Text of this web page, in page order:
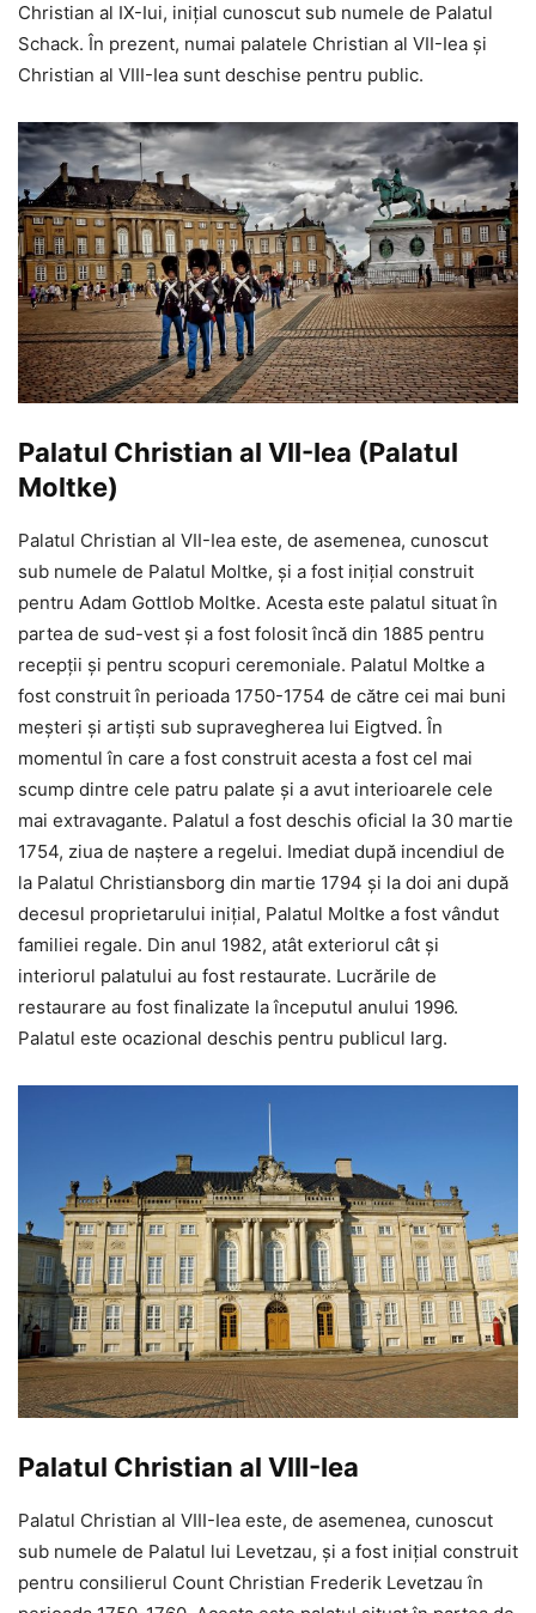
Christian al IX-Iui, inițial cunoscut sub numele de Palatul
Schack. În prezent, numai palatele Christian al VII-Iea și
Christian al VIII-Iea sunt deschise pentru public.
Palatul Christian al VII-Iea (Palatul
Moltke)
Palatul Christian al VII-Iea este, de asemenea, cunoscut
sub numele de Palatul Moltke, și a fost inițial construit
pentru Adam Gottlob Moltke. Acesta este palatul situat în
partea de sud-vest și a fost folosit încă din 1885 pentru
recepții și pentru scopuri ceremoniale. Palatul Moltke a
fost construit în perioada 1750-1754 de către cei mai buni
meșteri și artiști sub supravegherea lui Eigtved. În
momentul în care a fost construit acesta a fost cel mai
scump dintre cele patru palate și a avut interioarele cele
mai extravagante. Palatul a fost deschis oficial la 30 martie
1754, ziua de naștere a regelui. Imediat după incendiul de
la Palatul Christiansborg din martie 1794 și la doi ani după
decesul proprietarului inițial, Palatul Moltke a fost vândut
familiei regale. Din anul 1982, atât exteriorul cât și
interiorul palatului au fost restaurate. Lucrările de
restaurare au fost finalizate la începutul anului 1996.
Palatul este ocazional deschis pentru publicul larg.
Palatul Christian al VIII-Iea
Palatul Christian al VIII-Iea este, de asemenea, cunoscut
sub numele de Palatul lui Levetzau, și a fost inițial construit
pentru consilierul Count Christian Frederik Levetzau în